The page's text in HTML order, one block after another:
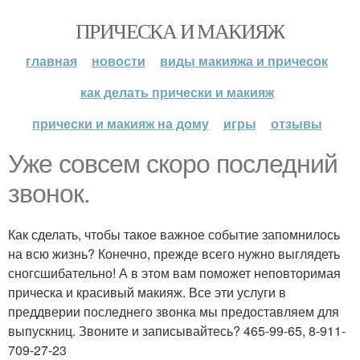
ПРИЧЕСКА И МАКИЯЖ
главная новости
виды макияжа и причесок
как делать прически и макияж
прически и макияж на дому
игры отзывы
Уже совсем скоро последний
звонок.
Как сделать, чтобы такое важное событие запомнилось
на всю жизнь? Конечно, прежде всего нужно выглядеть
сногсшибательно! А в этом вам поможет неповторимая
прическа и красивый макияж. Все эти услуги в
преддверии последнего звонка мы предоставляем для
выпускниц. Звоните и записывайтесь? 465-99-65, 8-911-
709-27-23